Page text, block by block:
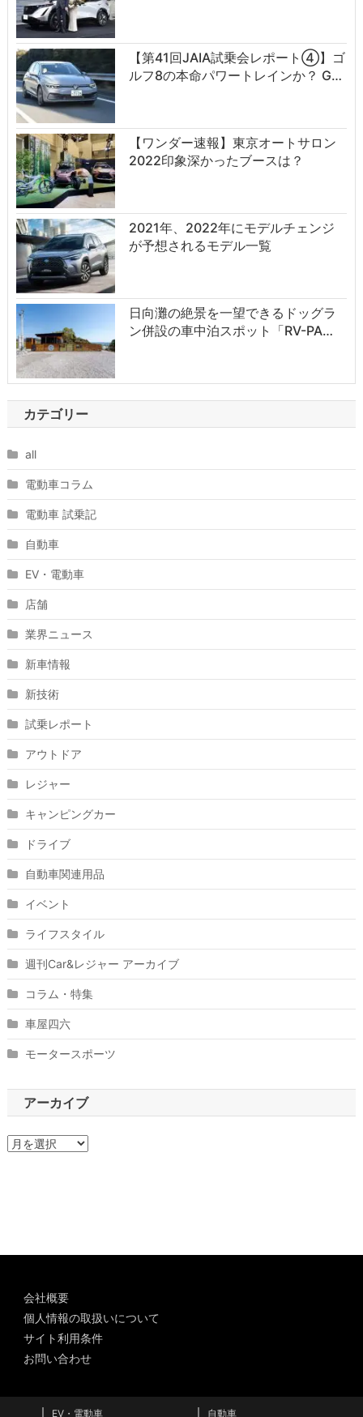
【第41回JAIA試乗会レポート④】ゴ
ルフ8の本命パワートレインか？ G…
【ワンダー速報】東京オートサロン
2022印象深かったブースは？
2021年、2022年にモデルチェンジ
が予想されるモデル一覧
日向灘の絶景を一望できるドッグラ
ン併設の車中泊スポット「RV-PA…
カテゴリー
all
電動車コラム
電動車 試乗記
自動車
EV・電動車
店舗
業界ニュース
新車情報
新技術
試乗レポート
アウトドア
レジャー
キャンピングカー
ドライブ
自動車関連用品
イベント
ライフスタイル
週刊Car&レジャー アーカイブ
コラム・特集
車屋四六
モータースポーツ
アーカイブ
ア
会社概要
個人情報の取扱いについて
サイト利用条件
お問い合わせ
EV・電動車 自動車